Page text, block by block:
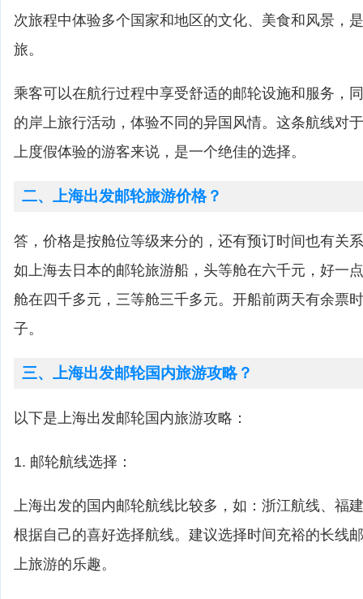
次旅程中体验多个国家和地区的文化、美食和风景，
旅。
乘客可以在航行过程中享受舒适的邮轮设施和服务，
的岸上旅行活动，体验不同的异国风情。这条航线对
上度假体验的游客来说，是一个绝佳的选择。
二、上海出发邮轮旅游价格？
答，价格是按舱位等级来分的，还有预订时间也有关
如上海去日本的邮轮旅游船，头等舱在六千元，好一
舱在四千多元，三等舱三千多元。开船前两天有余票
子。
三、上海出发邮轮国内旅游攻略？
以下是上海出发邮轮国内旅游攻略：
1. 邮轮航线选择：
上海出发的国内邮轮航线比较多，如：浙江航线、福
根据自己的喜好选择航线。建议选择时间充裕的长线
上旅游的乐趣。